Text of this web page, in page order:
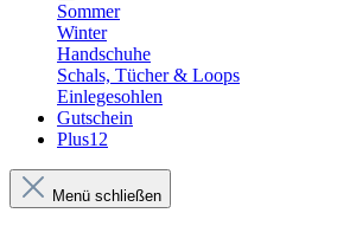
Sommer
Winter
Handschuhe
Schals, Tücher & Loops
Einlegesohlen
Gutschein
Plus12
Menü schließen